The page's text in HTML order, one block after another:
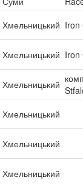
Хмельницький Iron
Хмельницький Iron
Хмельницький
Хмельницький
Хмельницький
Хмельницький